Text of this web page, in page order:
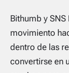
Bithumb y
movimiento
dentro de las
convertirse en